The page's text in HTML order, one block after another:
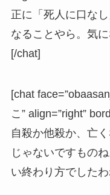
正に「死人に口な
なることやら。気
[/chat]
[chat
こ” align=”right”
自殺か他殺か、亡
じゃないですもの
い終わり方でした